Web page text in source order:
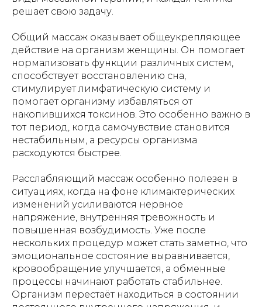
решает свою задачу.
Общий массаж оказывает общеукрепляющее
действие на организм женщины. Он помогает
нормализовать функции различных систем,
способствует восстановлению сна,
стимулирует лимфатическую систему и
помогает организму избавляться от
накопившихся токсинов. Это особенно важно в
тот период, когда самочувствие становится
нестабильным, а ресурсы организма
расходуются быстрее.
Расслабляющий массаж особенно полезен в
ситуациях, когда на фоне климактерических
изменений усиливаются нервное
напряжение, внутренняя тревожность и
повышенная возбудимость. Уже после
нескольких процедур может стать заметно, что
эмоциональное состояние выравнивается,
кровообращение улучшается, а обменные
процессы начинают работать стабильнее.
Организм перестаёт находиться в состоянии